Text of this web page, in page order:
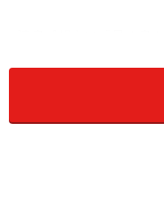
り組むようになります
友達と遊びに行った